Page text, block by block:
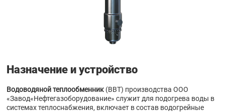
Назначение и устройство
Водоводяной теплообменник (ВВТ) производства ООО
«Завод«Нефтегазоборудование» служит для подогрева воды в
системах теплоснабжения, включает в состав водогрейные